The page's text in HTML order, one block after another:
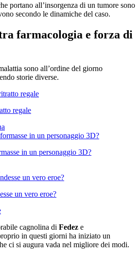
portano all’insorgenza di un tumore sono
secondo le dinamiche del caso.
farmacologia e forza di
sono all’ordine del giorno
storie diverse.
regale
in un personaggio 3D?
un vero eroe?
cagnolina di Fedez e
in questi giorni ha iniziato un
ci si augura vada nel migliore dei modi.